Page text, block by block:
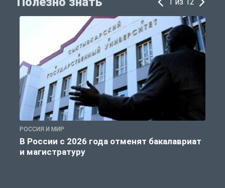
РОССИЯ И МИР
В России с 2026 года отменят бакалавриат
и магистратуру